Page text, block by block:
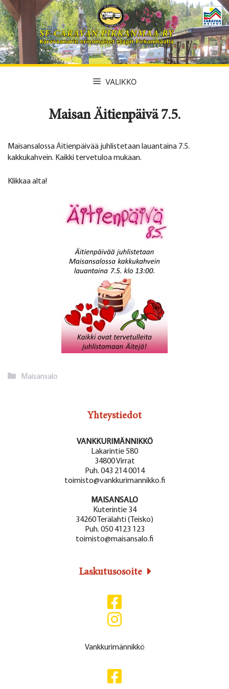
Siirry
sisältöön
VALIKKO
Maisan Äitienpäivä 7.5.
Maisansalossa Äitienpäivää juhlistetaan lauantaina 7.5.
kakkukahvein. Kaikki tervetuloa mukaan.
Klikkaa alta!
Kategoriat
Maisansalo
Yhteystiedot
VANKKURIMÄNNIKKÖ
Lakarintie 580
34800 Virrat
Puh. 043 214 0014
toimisto@vankkurimannikko.fi
MAISANSALO
Kuterintie 34
34260 Terälahti (Teisko)
Puh. 050 4123 123
toimisto@maisansalo.fi
Laskutusosoite
Vankkurimännikkö